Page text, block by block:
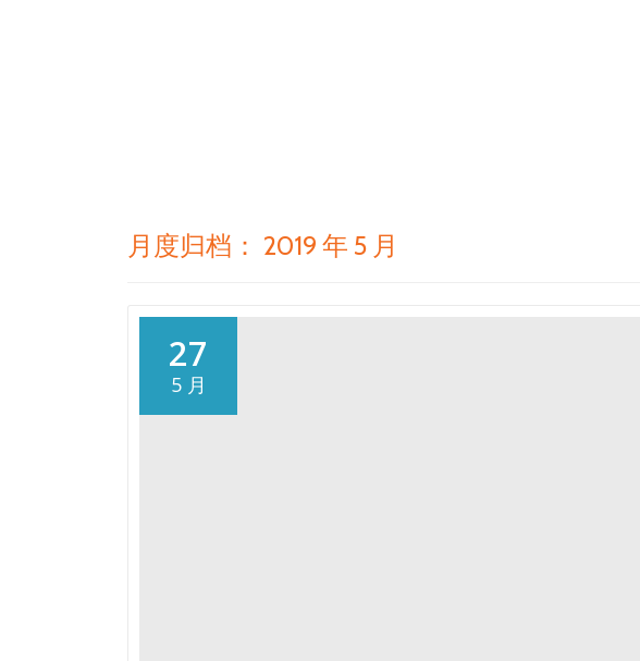
月度归档： 2019 年 5 月
27
5 月